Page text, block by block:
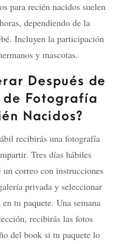
para recién nacidos suelen
dependiendo de la
Incluyen la participación
y mascotas.
Después de
de Fotografía
Nacidos?
recibirás una fotografía
Tres días hábiles
un correo con instrucciones
privada y seleccionar
tu paquete. Una semana
recibirás las fotos
del book si tu paquete lo